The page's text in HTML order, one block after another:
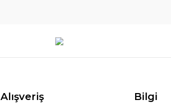
Alışveriş Bilgi